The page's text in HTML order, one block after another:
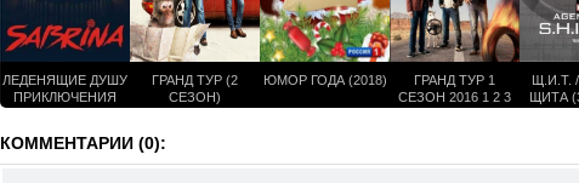
ЛЕДЕНЯЩИЕ ДУШУ
ПРИКЛЮЧЕНИЯ
ГРАНД ТУР (2
СЕЗОН)
ЮМОР ГОДА (2018)
ГРАНД ТУР 1
СЕЗОН 2016 1 2 3
Щ.И.Т.
ЩИТА
КОММЕНТАРИИ (0):